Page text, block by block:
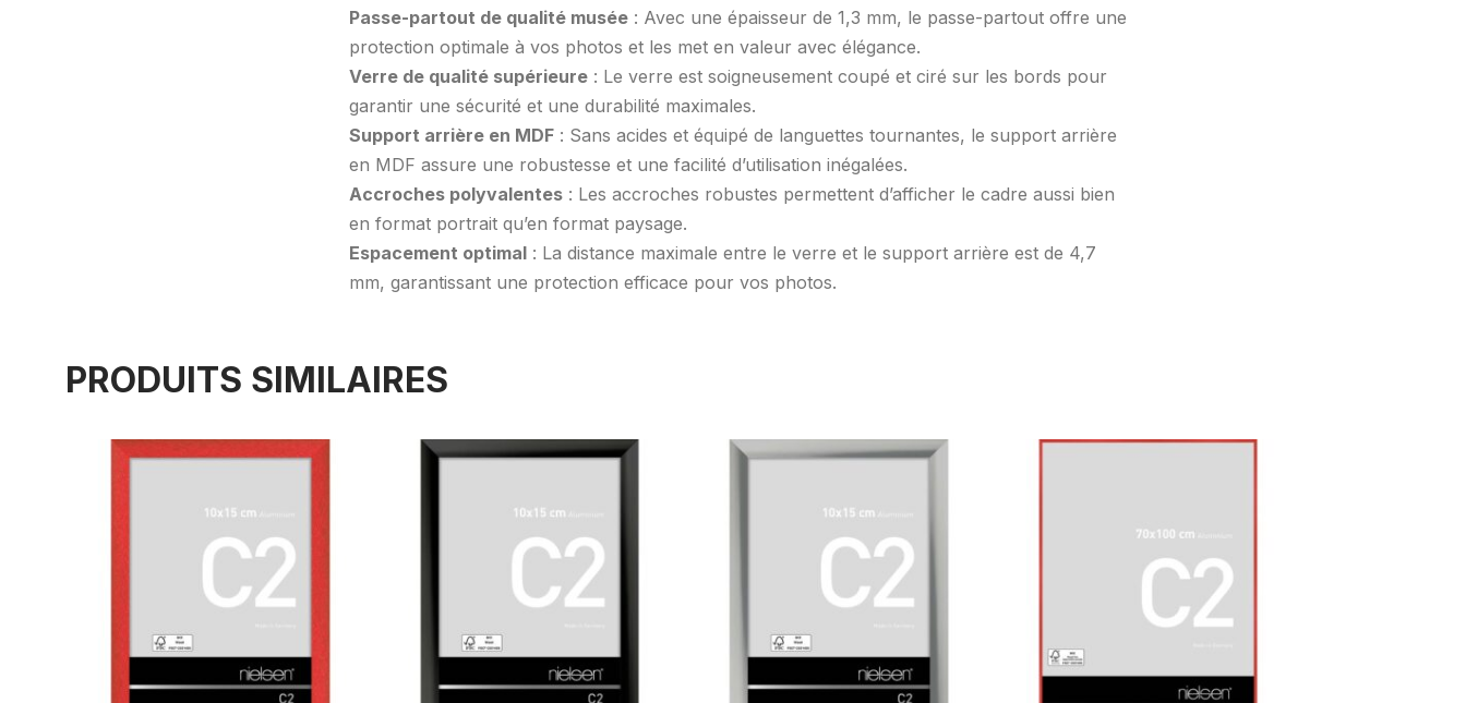
Passe-partout de qualité musée : Avec une épaisseur de 1,3 mm, le passe-partout offre une
protection optimale à vos photos et les met en valeur avec élégance.
Verre de qualité supérieure : Le verre est soigneusement coupé et ciré sur les bords pour
garantir une sécurité et une durabilité maximales.
Support arrière en MDF : Sans acides et équipé de languettes tournantes, le support arrière
en MDF assure une robustesse et une facilité d’utilisation inégalées.
Accroches polyvalentes : Les accroches robustes permettent d’afficher le cadre aussi bien
en format portrait qu’en format paysage.
Espacement optimal : La distance maximale entre le verre et le support arrière est de 4,7
mm, garantissant une protection efficace pour vos photos.
PRODUITS SIMILAIRES